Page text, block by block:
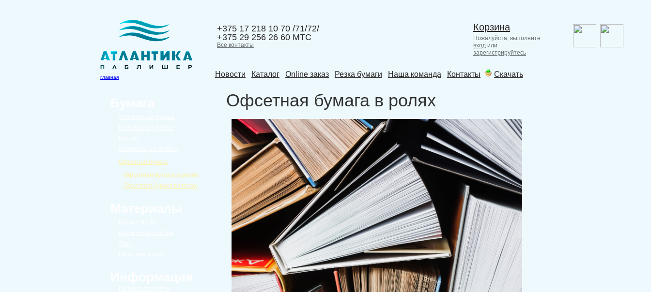
главная
+375 17 218 10 70 /71/72/
+375 29 256 26 60 МТС
Все контакты
Корзина
Пожалуйста, выполните
вход или
зарегистрируйтесь
Новости Каталог Online заказ Резка бумаги Наша команда Контакты Скачать
Офсетная бумага
Офсетная бумага в ролях
Офсетная бумага в листах
Офсетная бумага в ролях